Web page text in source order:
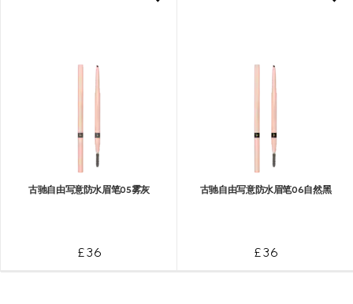
古驰自由写意防水眉笔05雾灰
£ 36
古驰自由写意防水眉笔06自然黑
£ 36